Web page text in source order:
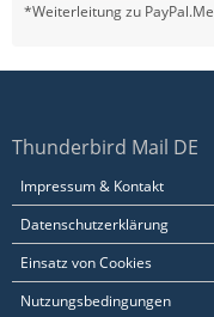
*Weiterleitung zu PayPal.Me
Thunderbird Mail DE
Impressum & Kontakt
Datenschutzerklärung
Einsatz von Cookies
Nutzungsbedingungen